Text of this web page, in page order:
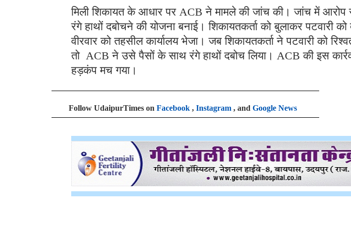
मिली शिकायत के आधार पर ACB ने मामले की जांच की। जांच में आरोप
रंगे हाथों दबोचने की योजना बनाई। शिकायतकर्ता को बुलाकर पटवारी
वीरवार को तहसील कार्यालय भेजा। जब शिकायतकर्ता ने पटवारी को
तो ACB ने उसे पैसों के साथ रंगे हाथों दबोच लिया। ACB की इस
हड़कंप मच गया।
Follow UdaipurTimes on Facebook , Instagram , and Google News